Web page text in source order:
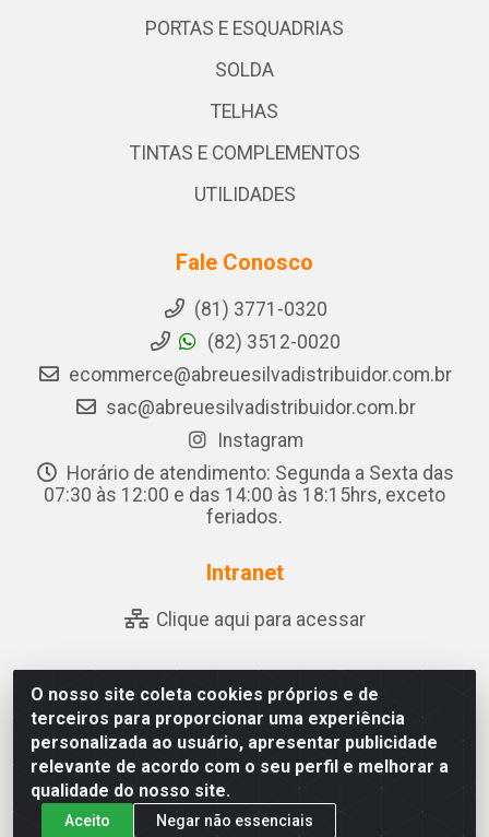
O nosso site coleta cookies próprios e de
terceiros para proporcionar uma experiência
personalizada ao usuário, apresentar publicidade
relevante de acordo com o seu perfil e melhorar a
qualidade do nosso site.
Aceito Negar não essenciais
PORTAS E ESQUADRIAS
SOLDA
TELHAS
TINTAS E COMPLEMENTOS
UTILIDADES
Fale Conosco
(81) 3771-0320
(82) 3512-0020
ecommerce@abreuesilvadistribuidor.com.br
sac@abreuesilvadistribuidor.com.br
Instagram
Horário de atendimento: Segunda a Sexta das
07:30 às 12:00 e das 14:00 às 18:15hrs, exceto
feriados.
Intranet
Clique aqui para acessar
Abreu & Silva - Rua Padre Jose de Souza Leite, 265 - Ariado,
Olho D'Água das Flores/AL - CEP 57.442-000 - CNPJ
04.790.656/0001-06